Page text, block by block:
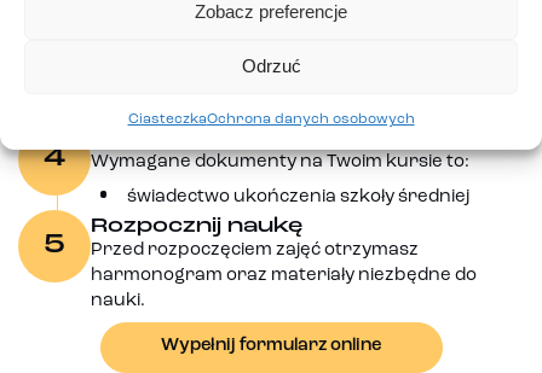
Odrzuć
Zobacz preferencje
CiasteczkaOchrona danych osobowych
Po wypełnieniu formularza podpisz umowę.
Potwierdzenie zawarcia umowy
Edukacja prześle umowę.
4
Wymagane dokumenty na Twoim kursie to:
świadectwo ukończenia szkoły średniej
5
Rozpocznij naukę
Przed rozpoczęciem zajęć otrzymasz
harmonogram oraz materiały niezbędne do
nauki.
Wypełnij formularz online